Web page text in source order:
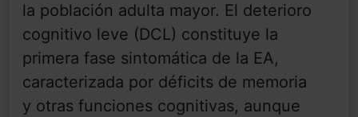
la población adulta mayor. El deterioro
cognitivo leve (DCL) constituye la
primera fase sintomática de la EA,
caracterizada por déficits de memoria
y otras funciones cognitivas, aunque